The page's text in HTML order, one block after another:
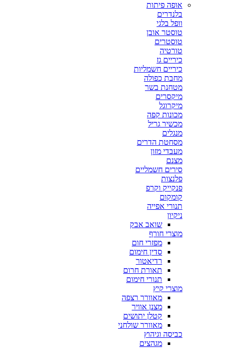
אופה פיתות
בלנדרים
וופל בלגי
טוסטר אובן
טוסטרים
טורטיה
כיריים גז
כיריים חשמליות
מחבת כפולה
מטחנת בשר
מיקסרים
מיקרוגל
מכונות קפה
מכשיר גריל
מנגלים
מסחטת הדרים
מעבדי מזון
מצנם
סירים חשמליים
פלנצות
פנקייק וקרפ
קומקום
תנורי אפייה
ניקיון
שואב אבק
מוצרי חורף
מפזרי חום
סדין חימום
רדיאטור
תאורת חרום
תנורי חימום
מוצרי קיץ
מאוורר רצפה
מצנן אוויר
קטלן יתושים
מאוורר שולחני
כביסה וגיהוץ
מגהצים